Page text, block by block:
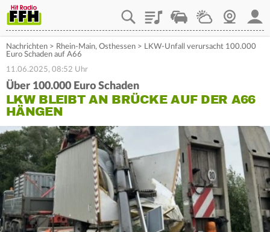
PlaylistStaupilotWetterWebcam
Nachrichten > Rhein-Main, Osthessen > LKW-Unfall verursacht 100.000
Euro Schaden auf A66
11.06.2025, 08:52 Uhr
Über 100.000 Euro Schaden
LKW BLEIBT AN BRÜCKE AUF DER A66
HÄNGEN